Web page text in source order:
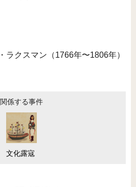
ラクスマン（1766年〜1806年）
関係する事件
文化露寇